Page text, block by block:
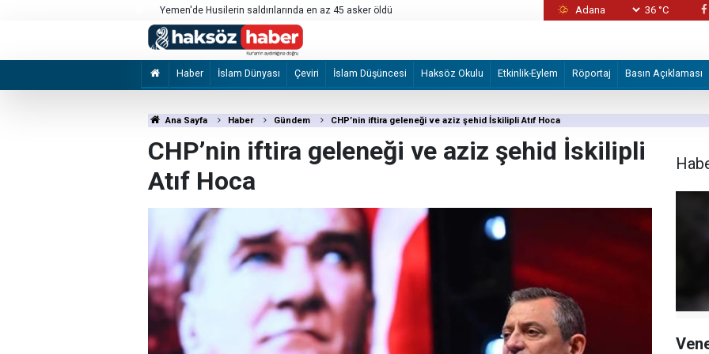
Sanat sepet tayfası AHBAP’a milyonluk transferler yapmış! Gazze'nin ardından hangi adım gelecek?
36 °C
Haber İslam Dünyası Çeviri İslam Düşüncesi Haksöz Okulu Etkinlik-Eylem Röportaj Basın Açıklaması
Ana Sayfa Haber Gündem CHP’nin iftira geleneği ve aziz şehid İskilipli Atıf Hoca
CHP’nin iftira geleneği ve aziz şehid İskilipli
Atıf Hoca